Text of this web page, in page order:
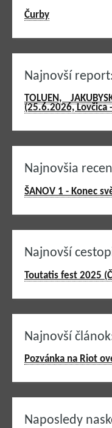
Čurby
Najnovší
TOLUEN,
(25.6.2026, Lovčica
Najnovšia
ŠANOV 1 - Konec
Najnovší
Toutatis fest 2025
Najnovší
Pozvánka na Riot
Naposledy